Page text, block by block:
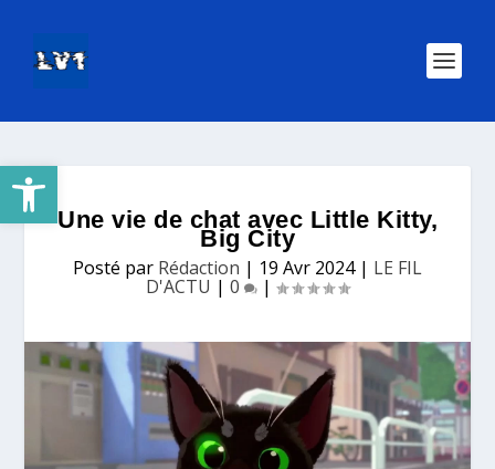
Ouvrir la barre d’outils
Une vie de chat avec Little Kitty,
Big City
Posté par Rédaction | 19 Avr 2024| LE FIL
D'ACTU | 0 |